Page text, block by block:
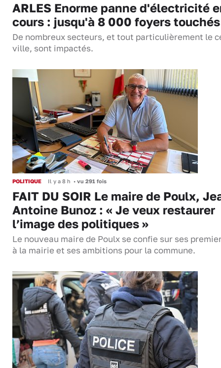
ARLES Enorme panne d'électricité
cours : jusqu'à 8 000 foyers touchés
De nombreux secteurs, et tout particulièrement le
ville, sont impactés.
POLITIQUE Il y a 8 h • vu 291 fois
FAIT DU SOIR Le maire de Poulx,
Antoine Bunoz : « Je veux restaurer
l’image des politiques »
Le nouveau maire de Poulx se confie sur ses
à la mairie et ses ambitions pour la commune.